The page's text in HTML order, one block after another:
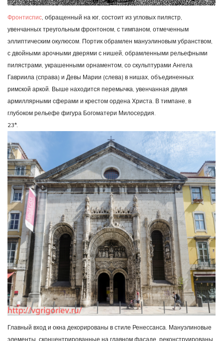
Фронтиспис, обращенный на юг, состоит из угловых пилястр,
увенчанных треугольным фронтоном, с тимпаном, отмеченным
эллиптическим окулюсом. Портик обрамлен мануэлиновым убранством,
с двойными арочными дверями с нишей, обрамленными рельефными
пилястрами, украшенными орнаментом, со скульптурами Ангела
Гавриила (справа) и Девы Марии (слева) в нишах, объединенных
римской аркой. Выше находится перемычка, увенчанная двумя
армиллярными сферами и крестом ордена Христа. В тимпане, в
глубоком рельефе фигура Богоматери Милосердия.
23*.
Главный вход и окна декорированы в стиле Ренессанса. Мануэлиновые
элементы, сконцентрированные на главном фасаде, реконструированы